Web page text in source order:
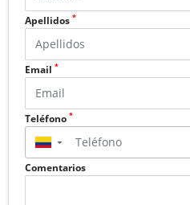
Apellidos *
Email *
Teléfono *
▼
Comentarios